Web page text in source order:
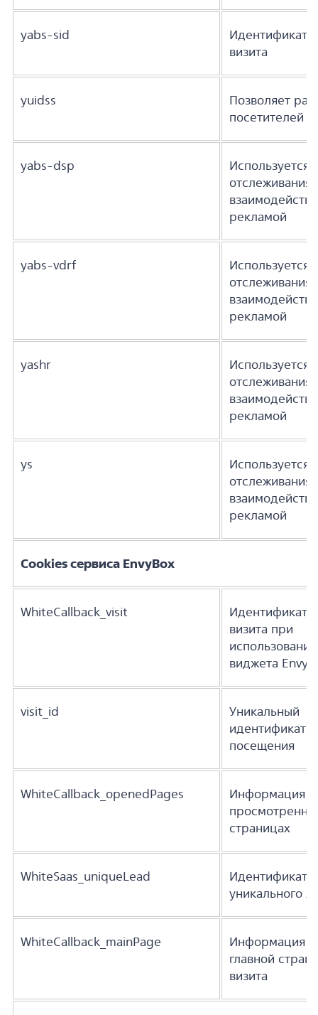
yabs-sid
визита
yuidss
Позволяет
посетителей
yabs-dsp
Используется
отслеживания
рекламой
yabs-vdrf
Используется
отслеживания
рекламой
yashr
Используется
отслеживания
рекламой
ys
Используется
отслеживания
рекламой
Cookies сервиса EnvyBox
WhiteCallback_visit
визита при
использовании
виджета
visit_id
Уникальный
посещения
WhiteCallback_openedPages
Информация о
страницах
WhiteSaas_uniqueLead
уникального
WhiteCallback_mainPage
Информация о
главной
визита